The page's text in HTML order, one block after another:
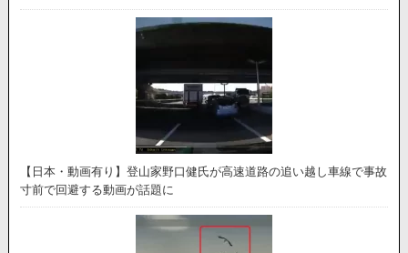
【日本・動画有り】登山家野口健氏が高速道路の追い越し車線で事故
寸前で回避する動画が話題に